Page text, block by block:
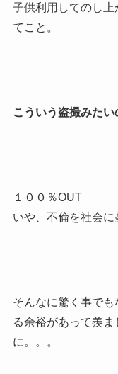
子供利用してのし
てこと。
こういう盗撮みた
１００％OUT
いや、不倫を社会に
そんなに驚く事で
る余裕があって羨
に。。。